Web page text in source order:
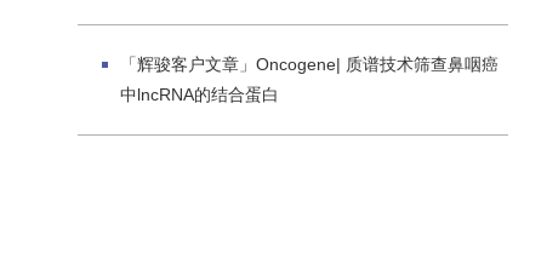
「辉骏客户文章」Oncogene| 质谱技术筛查鼻咽癌
中lncRNA的结合蛋白